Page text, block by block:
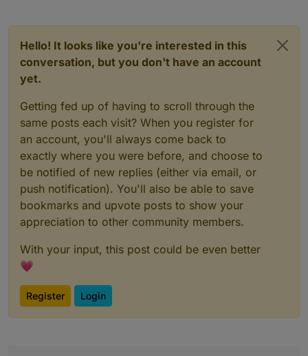
Hello! It looks like you're interested in this
conversation, but you don't have an account
yet.
Getting fed up of having to scroll through the
same posts each visit? When you register for
an account, you'll always come back to
exactly where you were before, and choose to
be notified of new replies (either via email, or
push notification). You'll also be able to save
bookmarks and upvote posts to show your
appreciation to other community members.
With your input, this post could be even better
💗
Register Login